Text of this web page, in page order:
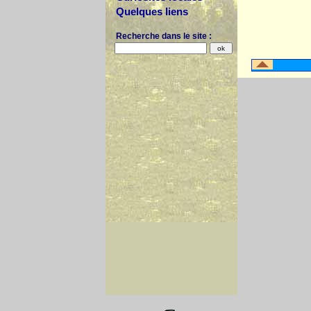
Quelques liens
Recherche dans le site :